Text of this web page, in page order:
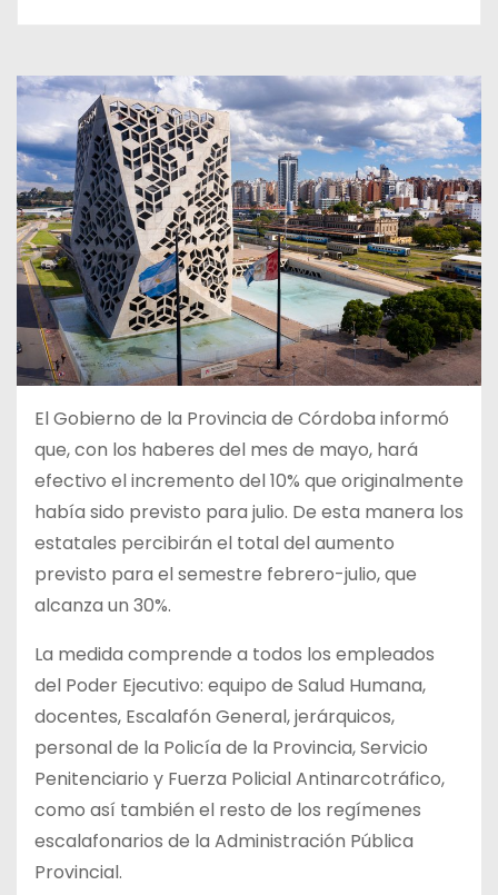
El Gobierno de la Provincia de Córdoba informó
que, con los haberes del mes de mayo, hará
efectivo el incremento del 10% que originalmente
había sido previsto para julio. De esta manera los
estatales percibirán el total del aumento
previsto para el semestre febrero-julio, que
alcanza un 30%.
La medida comprende a todos los empleados
del Poder Ejecutivo: equipo de Salud Humana,
docentes, Escalafón General, jerárquicos,
personal de la Policía de la Provincia, Servicio
Penitenciario y Fuerza Policial Antinarcotráfico,
como así también el resto de los regímenes
escalafonarios de la Administración Pública
Provincial.